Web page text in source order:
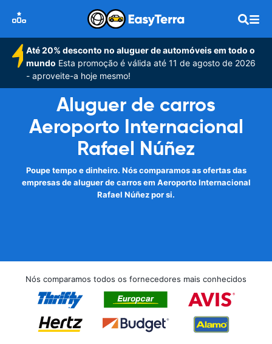
Até 20% desconto no aluguer de automóveis em todo o
mundo Esta promoção é válida até 11 de agosto de 2026
- aproveite-a hoje mesmo!
Aluguer de carros
Aeroporto Internacional
Rafael Núñez
Poupe tempo e dinheiro. Nós comparamos as ofertas das
empresas de aluguer de carros em Aeroporto Internacional
Rafael Núñez por si.
Nós comparamos todos os fornecedores mais conhecidos